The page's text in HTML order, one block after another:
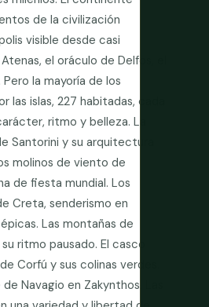
de la civilización
visible desde casi
el oráculo de Delfos, el
la mayoría de los
las islas, 227 habitadas, cada
ritmo y belleza. La
Santorini y su arquitectura
molinos de viento de
de fiesta mundial. Los
Creta, senderismo en
Las montañas de
ritmo pausado. El casco
Corfú y sus colinas verdes.
Navagio en Zakynthos. Las